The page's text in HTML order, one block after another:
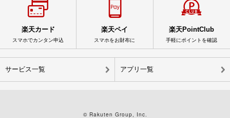
楽天カード
スマホでカンタン申込
楽天ペイ
スマホをお財布に
楽天PointClub
手軽にポイントを確認
サービス一覧 アプリ一覧
© Rakuten Group, Inc.